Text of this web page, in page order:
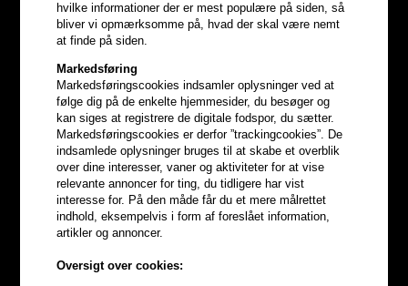
hvilke informationer der er mest populære på siden, så
bliver vi opmærksomme på, hvad der skal være nemt
at finde på siden.
Markedsføring
Markedsføringscookies indsamler oplysninger ved at
følge dig på de enkelte hjemmesider, du besøger og
kan siges at registrere de digitale fodspor, du sætter.
Markedsføringscookies er derfor ”trackingcookies”. De
indsamlede oplysninger bruges til at skabe et overblik
over dine interesser, vaner og aktiviteter for at vise
relevante annoncer for ting, du tidligere har vist
interesse for. På den måde får du et mere målrettet
indhold, eksempelvis i form af foreslået information,
artikler og annoncer.
Oversigt over cookies:
Optjen5% bonuskroner
hele din ordre
handler